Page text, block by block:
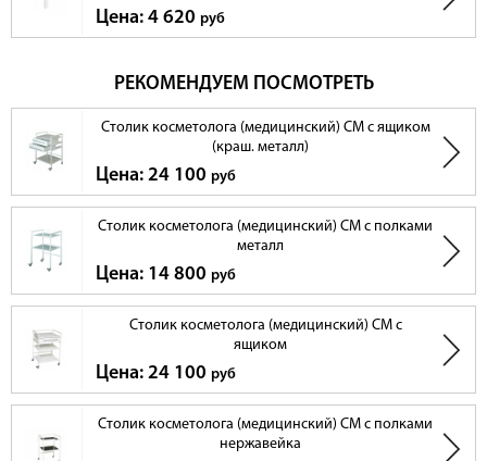
Цена: 4 620 руб
РЕКОМЕНДУЕМ ПОСМОТРЕТЬ
Столик косметолога (медицинский) СМ с ящиком
(краш. металл)
Цена: 24 100 руб
Столик косметолога (медицинский) СМ с полками
металл
Цена: 14 800 руб
Столик косметолога (медицинский) СМ с
ящиком
Цена: 24 100 руб
Столик косметолога (медицинский) СМ с полками
нержавейка